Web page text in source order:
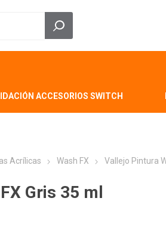
ACCESORIOS SWITCH
Acrílicas Wash FX Vallejo Pintura
Gris 35 ml